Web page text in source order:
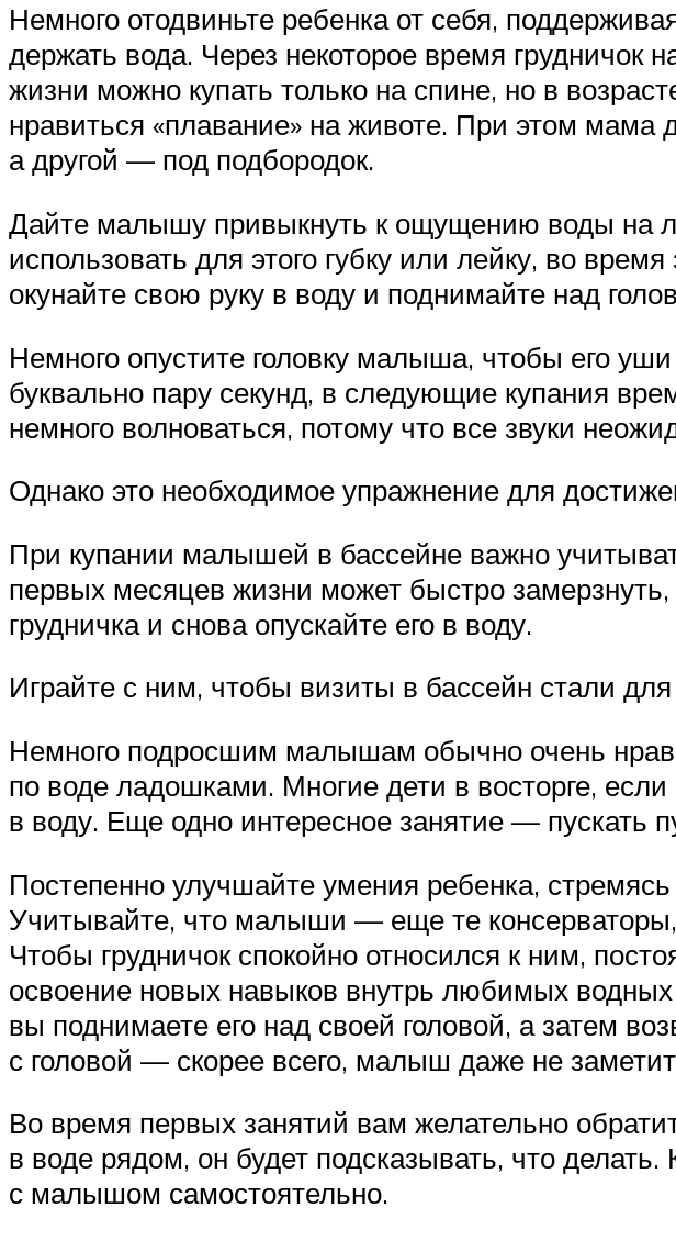
Немного отодвиньте ребенка от себя,
держать вода. Через некоторое время грудничок
жизни можно купать только на спине, но в
нравиться «плавание» на животе. При этом мама
а другой — под подбородок.
Дайте малышу привыкнуть к ощущению воды на
использовать для этого губку или лейку, во
окунайте свою руку в воду и поднимайте над
Немного опустите головку малыша, чтобы его
буквально пару секунд, в следующие купания
немного волноваться, потому что все звуки
Однако это необходимое упражнение для
При купании малышей в бассейне важно
первых месяцев жизни может быстро
грудничка и снова опускайте его в воду.
Играйте с ним, чтобы визиты в бассейн стали
Немного подросшим малышам обычно очень
по воде ладошками. Многие дети в восторге,
в воду. Еще одно интересное занятие — пускать
Постепенно улучшайте умения ребенка,
Учитывайте, что малыши — еще те
Чтобы грудничок спокойно относился к ним,
освоение новых навыков внутрь любимых
вы поднимаете его над своей головой, а затем
с головой — скорее всего, малыш даже не
Во время первых занятий вам желательно
в воде рядом, он будет подсказывать, что
с малышом самостоятельно.